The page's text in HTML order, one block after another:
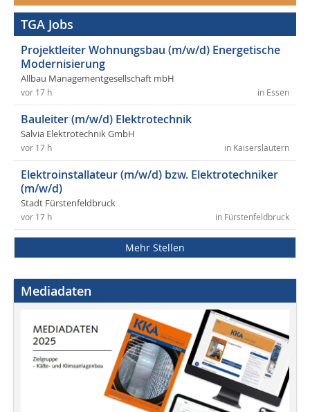
TGA Jobs
Projektleiter Wohnungsbau (m/w/d) Energetische
Modernisierung
Allbau Managementgesellschaft mbH
in Essen
vor 17 h
Bauleiter (m/w/d) Elektrotechnik
Salvia Elektrotechnik GmbH
in Kaiserslautern
vor 17 h
Elektroinstallateur (m/w/d) bzw. Elektrotechniker
(m/w/d)
Stadt Fürstenfeldbruck
in Fürstenfeldbruck
vor 17 h
Mehr Stellen
Mediadaten